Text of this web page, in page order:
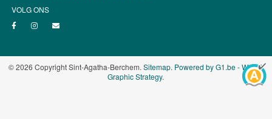
VOLG ONS
© 2026 Copyright Sint-Agatha-Berchem. Sitemap. Powered by G1.be - Web &
Graphic Strategy.